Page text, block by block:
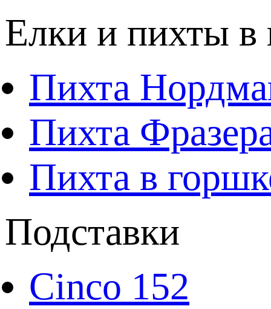
Елки и пихты в
Пихта
Пихта
Пихта в
Подставки
Cinco 152